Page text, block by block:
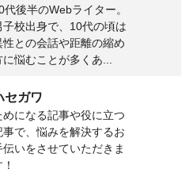
代後半のWebライター。
子校出身で、10代の頃は
性との会話や距離の縮め
に悩むことが多くあ...
セガワ
めになる記事や役に立つ
事で、悩みを解決するお
伝いをさせていただきま